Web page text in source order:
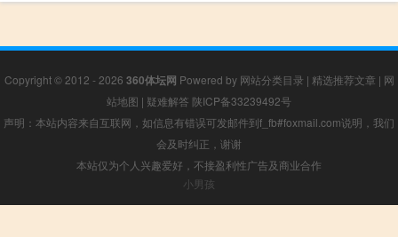
Copyright © 2012 - 2026 360体坛网 Powered by 网站分类目录 | 精选推荐文章 | 网
站地图 | 疑难解答 陕ICP备33239492号
声明：本站内容来自互联网，如信息有错误可发邮件到f_fb#foxmail.com说明，我们
会及时纠正，谢谢
本站仅为个人兴趣爱好，不接盈利性广告及商业合作
小男孩